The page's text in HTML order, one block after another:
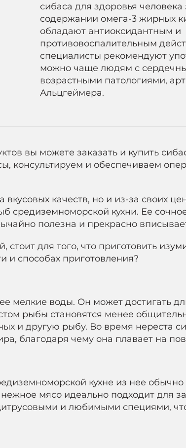
сибаса для здоровья
содержании омега-3 жирных
обладают антиоксидантным и
противовоспалительным
специалисты рекомендуют
можно чаще людям с
возрастными патологиями,
Альцгеймера.
вы можете заказать и купить
консультируем и обеспечиваем
качеств, но и из-за своих
средиземноморской кухни. Ее
полезна и прекрасно
стоит для того, что приготовить
и способах приготовления?
мелкие воды. Он может достигать
рыбы становятся менее
и другую рыбу. Во время нереста
благодаря чему она плавает на
кухне из нее обычно
мясо идеально подходит для
и любимыми специями,